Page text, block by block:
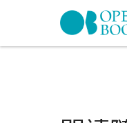
Skip to navigation